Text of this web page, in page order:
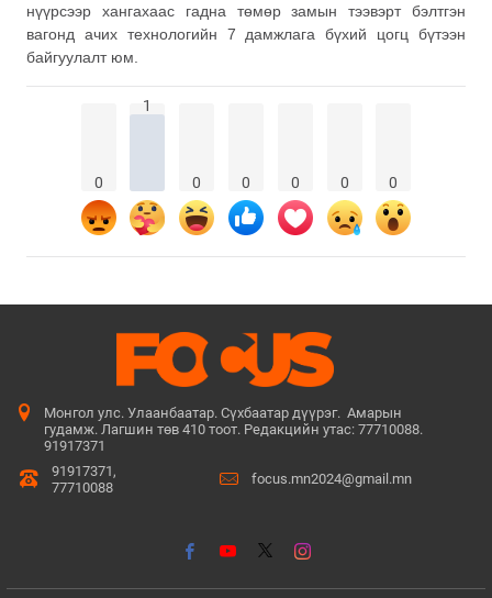
нүүрсээр хангахаас гадна төмөр замын тээвэрт бэлтгэн
вагонд ачих технологийн 7 дамжлага бүхий цогц бүтээн
байгуулалт юм.
0
1
0 0 0 0 0
Монгол улс. Улаанбаатар. Сүхбаатар дүүрэг. Амарын
гудамж. Лагшин төв 410 тоот. Редакцийн утас: 77710088.
91917371
91917371,
77710088
focus.mn2024@gmail.mn